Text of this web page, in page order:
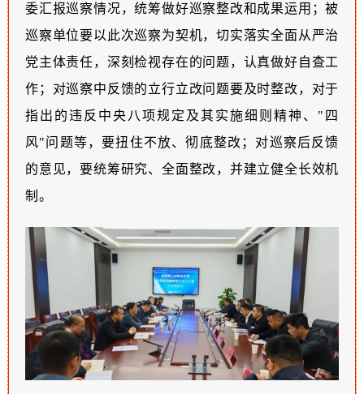
委汇报巡察情况，统筹做好巡察整改和成果运用；被
巡察单位要以此次巡察为契机，切实落实全面从严治
党主体责任，深刻检视存在的问题，认真做好自查工
作；对巡察中反馈的立行立改问题要及时整改，对于
指出的违反中央八项规定及其实施细则精神、 "四
风"问题等，要扭住不放、彻底整改；对巡察后反馈
的意见，要统筹研究、全面整改，并建立健全长效机
制。